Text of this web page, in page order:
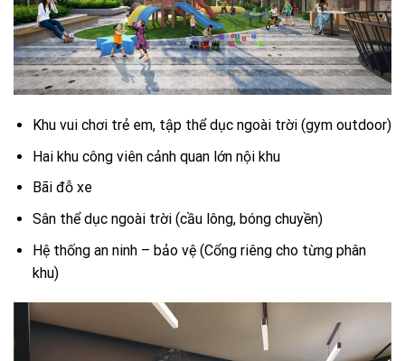
Khu vui chơi trẻ em, tập thể dục ngoài trời (gym outdoor)
Hai khu công viên cảnh quan lớn nội khu
Bãi đỗ xe
Sân thể dục ngoài trời (cầu lông, bóng chuyền)
Hệ thống an ninh – bảo vệ (Cổng riêng cho từng phân
khu)